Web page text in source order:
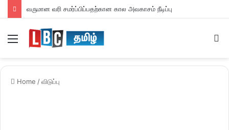
வருமான வரி சமர்ப்பிப்பதற்கான கால அவகாசம் நீடிப்பு
Home /விடுப்பு